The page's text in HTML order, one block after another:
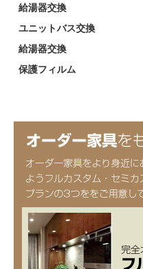
給湯器交換
ユニットバス交換
給湯器交換
保護フィルム